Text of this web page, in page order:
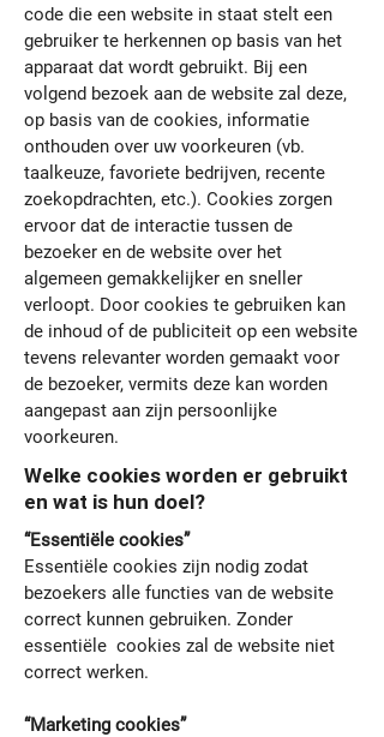
code die een website in staat stelt een
gebruiker te herkennen op basis van het
apparaat dat wordt gebruikt. Bij een
volgend bezoek aan de website zal deze,
op basis van de cookies, informatie
onthouden over uw voorkeuren (vb.
taalkeuze, favoriete bedrijven, recente
zoekopdrachten, etc.). Cookies zorgen
ervoor dat de interactie tussen de
bezoeker en de website over het
algemeen gemakkelijker en sneller
verloopt. Door cookies te gebruiken kan
de inhoud of de publiciteit op een website
tevens relevanter worden gemaakt voor
de bezoeker, vermits deze kan worden
aangepast aan zijn persoonlijke
voorkeuren.
Welke cookies worden er gebruikt
en wat is hun doel?
“Essentiële cookies”
Essentiële cookies zijn nodig zodat
bezoekers alle functies van de website
correct kunnen gebruiken. Zonder
essentiële cookies zal de website niet
correct werken.
“Marketing cookies”